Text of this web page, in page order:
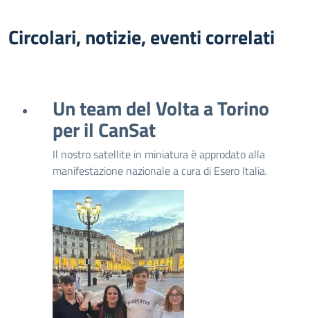
Circolari, notizie, eventi correlati
Un team del Volta a Torino
per il CanSat
Il nostro satellite in miniatura è approdato alla
manifestazione nazionale a cura di Esero Italia.